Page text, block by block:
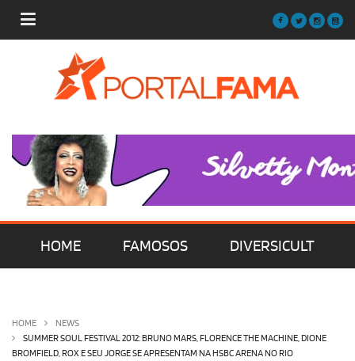
HOME FAMOSOS DIVERSICULT
HOME
NEWS
SUMMER SOUL FESTIVAL 2012: BRUNO MARS, FLORENCE THE MACHINE, DIONE
BROMFIELD, ROX E SEU JORGE SE APRESENTAM NA HSBC ARENA NO RIO